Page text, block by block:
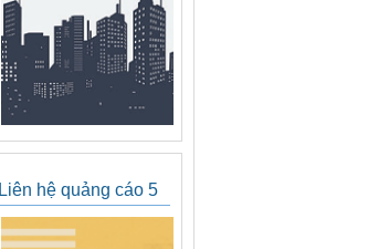
Liên hệ quảng cáo 5